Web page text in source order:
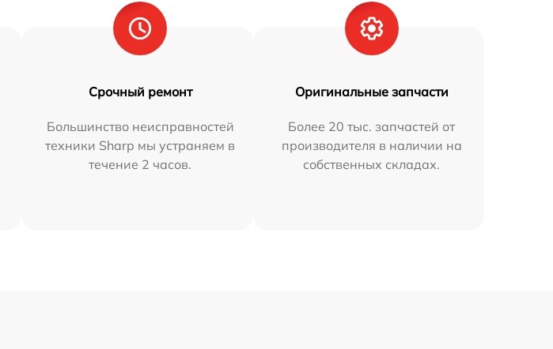
Срочный ремонт
Большинство неисправностей
техники Sharp мы устраняем в
течение 2 часов.
Оригинальные запчасти
Более 20 тыс. запчастей от
производителя в наличии на
собственных складах.